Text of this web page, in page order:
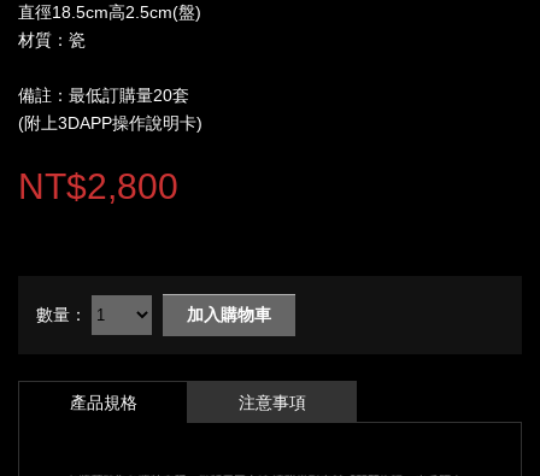
直徑18.5cm高2.5cm(盤)
材質：瓷
備註：最低訂購量20套
(附上3DAPP操作說明卡)
NT$2,800
數量： 加入購物車
產品規格 注意事項